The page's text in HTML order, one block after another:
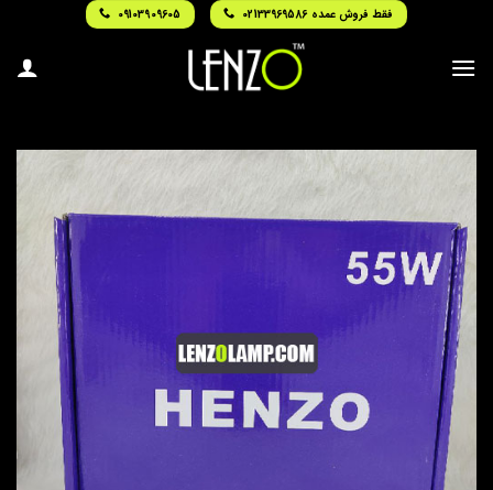
content
فقط فروش عمده 02133969586 09103909605